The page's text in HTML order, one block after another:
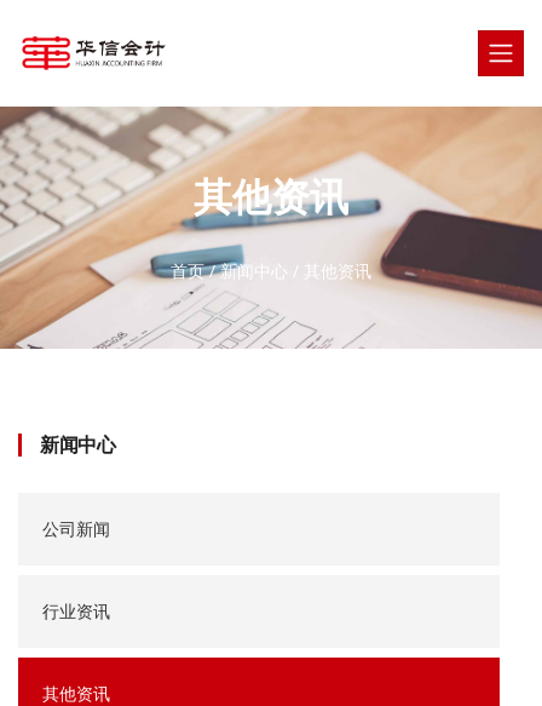
其他资讯
首页/新闻中心 / 其他资讯
新闻中心
公司新闻
行业资讯
其他资讯